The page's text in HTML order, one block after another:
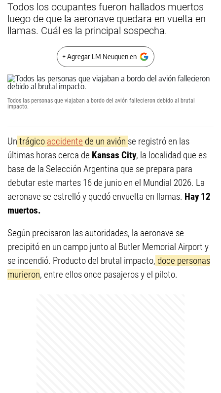
Todos los ocupantes fueron hallados muertos
luego de que la aeronave quedara en vuelta en
llamas. Cuál es la principal sospecha.
+ Agregar LM Neuquen en
Todos las personas que viajaban a bordo del avión fallecieron debido al brutal
impacto.
Un trágico accidente de un avión se registró en las
últimas horas cerca de Kansas City, la localidad que es
base de la Selección Argentina que se prepara para
debutar este martes 16 de junio en el Mundial 2026. La
aeronave se estrelló y quedó envuelta en llamas. Hay 12
muertos.
Según precisaron las autoridades, la aeronave se
precipitó en un campo junto al Butler Memorial Airport y
se incendió. Producto del brutal impacto, doce personas
murieron, entre ellos once pasajeros y el piloto.